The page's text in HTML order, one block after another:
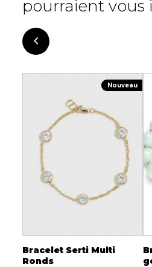
pourraient vous
Nouveau
Bracelet Serti Multi
Ronds